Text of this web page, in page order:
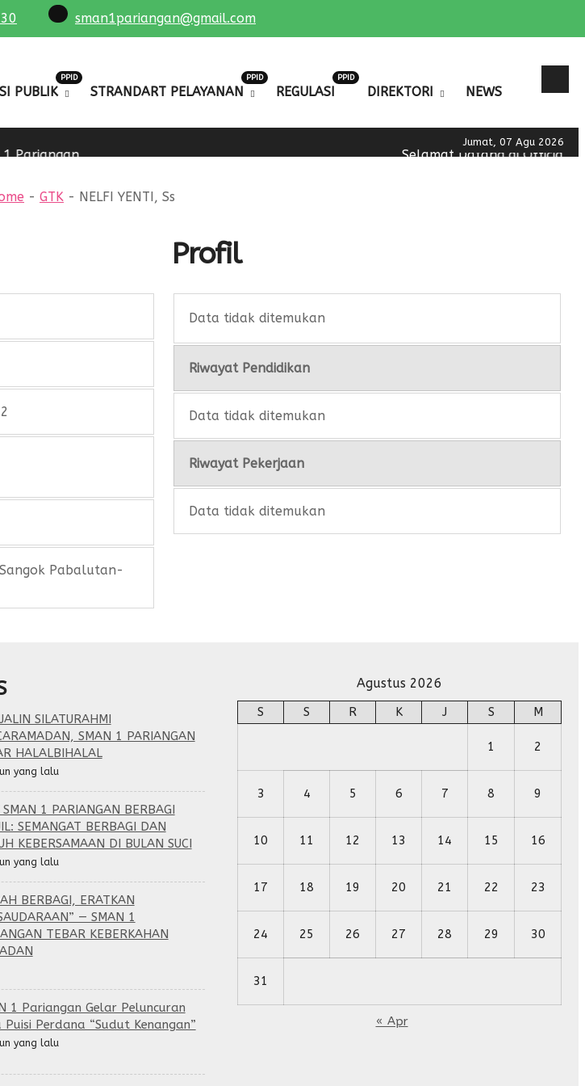
sman1pariangan@gmail.com
PUBLIK
PPID
STRANDART PELAYANAN
PPID
REGULASI
PPID
DIREKTORI NEWS
Jumat, 07 Agu 2026
Selamat Datang di Official
Pariangan
- GTK - NELFI YENTI, Ss
Pabalutan-
Profil
Data tidak ditemukan
Riwayat Pendidikan
Data tidak ditemukan
Riwayat Pekerjaan
Data tidak ditemukan
SILATURAHMI
SMAN 1 PARIANGAN
HALALBIHALAL
yang lalu
SMAN 1 PARIANGAN BERBAGI
SEMANGAT BERBAGI DAN
KEBERSAMAAN DI BULAN SUCI
yang lalu
BERBAGI, ERATKAN
— SMAN 1
TEBAR KEBERKAHAN
1 Pariangan Gelar Peluncuran
Puisi Perdana “Sudut Kenangan”
yang lalu
Agustus 2026
S S R K J S M
1 2
3 4 5 6 7 8 9
10 11 12 13 14 15 16
17 18 19 20 21 22 23
24 25 26 27 28 29 30
31
« Apr